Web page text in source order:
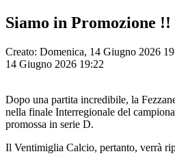
Siamo in Promozione !!
Creato: Domenica, 14 Giugno 2026
14 Giugno 2026 19:22
Dopo una partita incredibile, la
nella finale Interregionale del
promossa in serie D.
Il Ventimiglia Calcio, pertanto, verrà